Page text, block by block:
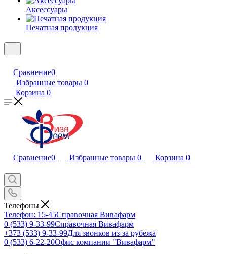
Аксессуары
Печатная продукция
Сравнение0
Избранные товары 0
Корзина 0
Сравнение0 Избранные товары 0 Корзина 0
Телефоны
Телефон: 15-45Справочная Вивафарм
0 (533) 9-33-99Справочная Вивафарм
+373 (533) 9-33-99Для звонков из-за рубежа
0 (533) 6-22-20Офис компании "Вивафарм"